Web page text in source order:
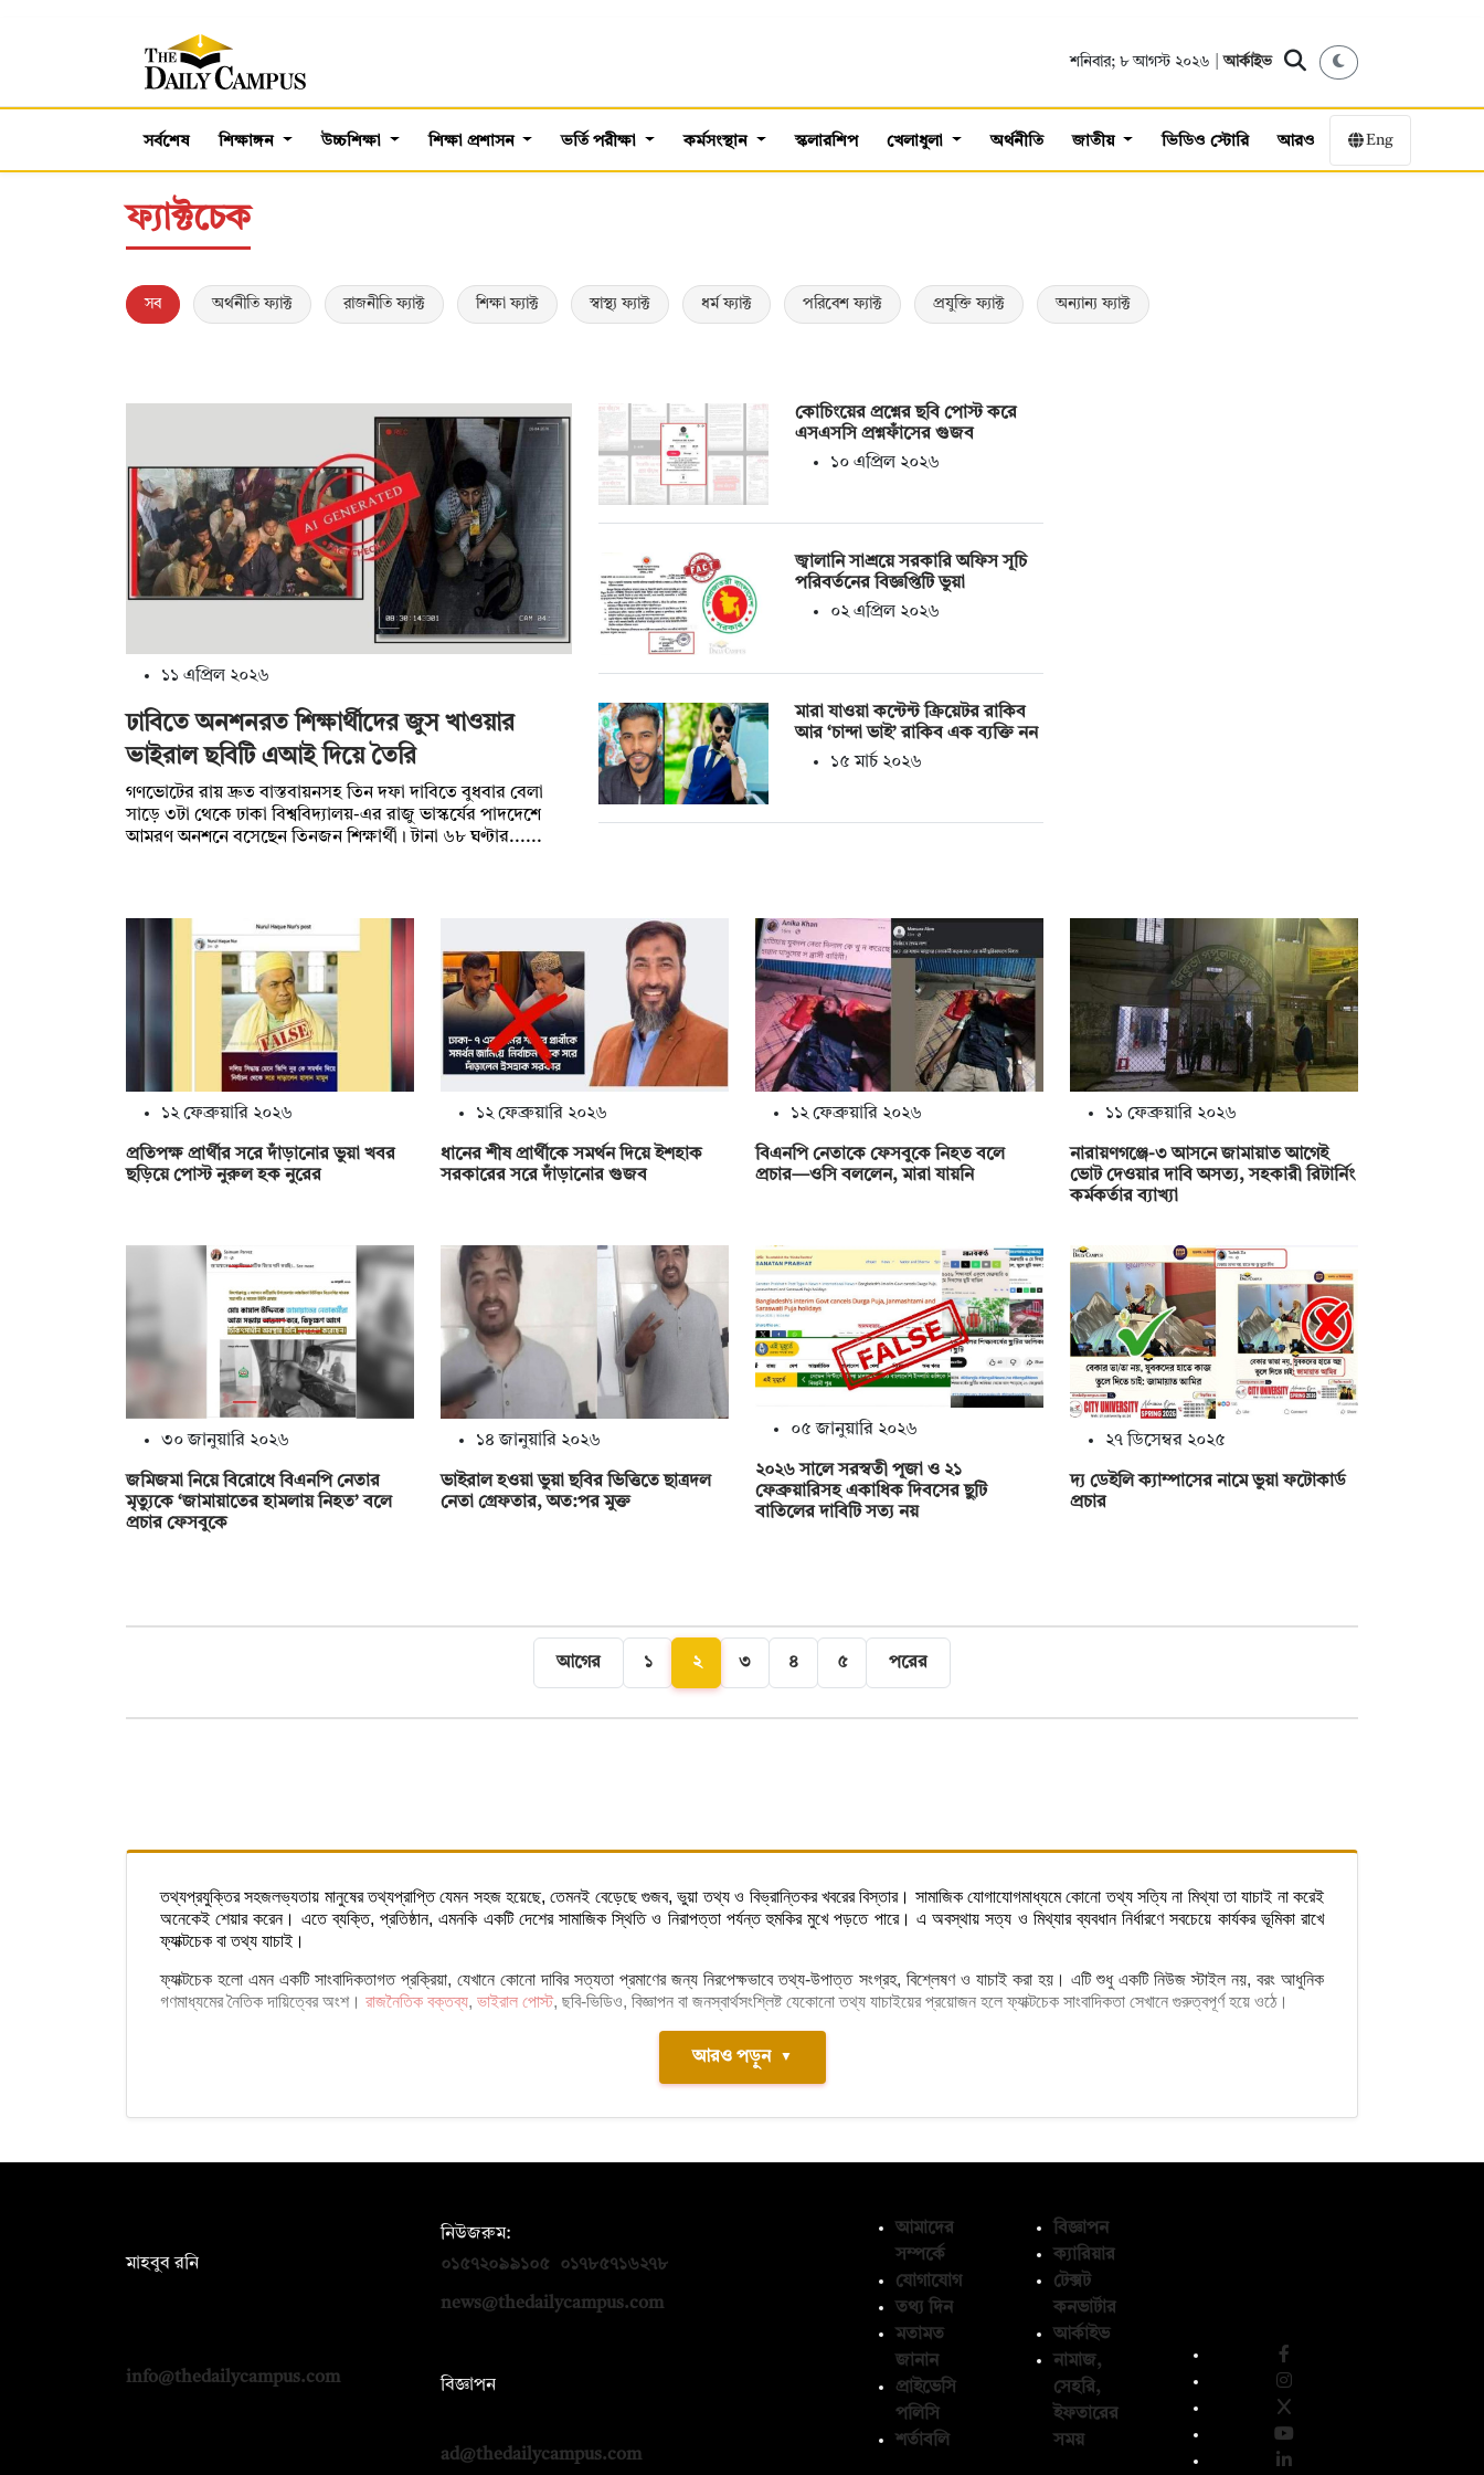
শনিবার; ৮ আগস্ট ২০২৬ |আর্কাইভ
সর্বশেষ শিক্ষাঙ্গন উচ্চশিক্ষা শিক্ষা প্রশাসন ভর্তি পরীক্ষা কর্মসংস্থান স্কলারশিপ খেলাধুলা অর্থনীতি জাতীয় ভিডিও স্টোরি আরও Eng
ফ্যাক্টচেক
সব অর্থনীতি ফ্যাক্ট রাজনীতি ফ্যাক্ট শিক্ষা ফ্যাক্ট স্বাস্থ্য ফ্যাক্ট ধর্ম ফ্যাক্ট পরিবেশ ফ্যাক্ট প্রযুক্তি ফ্যাক্ট অন্যান্য ফ্যাক্ট
১১ এপ্রিল ২০২৬
ঢাবিতে অনশনরত শিক্ষার্থীদের জুস খাওয়ার
ভাইরাল ছবিটি এআই দিয়ে তৈরি
গণভোটের রায় দ্রুত বাস্তবায়নসহ তিন দফা দাবিতে বুধবার বেলা
সাড়ে ৩টা থেকে ঢাকা বিশ্ববিদ্যালয়-এর রাজু ভাস্কর্যের পাদদেশে
আমরণ অনশনে বসেছেন তিনজন শিক্ষার্থী। টানা ৬৮ ঘণ্টার......
কোচিংয়ের প্রশ্নের ছবি পোস্ট করে
এসএসসি প্রশ্নফাঁসের গুজব
১০ এপ্রিল ২০২৬
জ্বালানি সাশ্রয়ে সরকারি অফিস সূচি
পরিবর্তনের বিজ্ঞপ্তিটি ভুয়া
০২ এপ্রিল ২০২৬
মারা যাওয়া কন্টেন্ট ক্রিয়েটর রাকিব
আর ‘চান্দা ভাই’ রাকিব এক ব্যক্তি নন
১৫ মার্চ ২০২৬
১২ ফেব্রুয়ারি ২০২৬
প্রতিপক্ষ প্রার্থীর সরে দাঁড়ানোর ভুয়া খবর
ছড়িয়ে পোস্ট নুরুল হক নুরের
১২ ফেব্রুয়ারি ২০২৬
ধানের শীষ প্রার্থীকে সমর্থন দিয়ে ইশহাক
সরকারের সরে দাঁড়ানোর গুজব
১২ ফেব্রুয়ারি ২০২৬
বিএনপি নেতাকে ফেসবুকে নিহত বলে
প্রচার—ওসি বললেন, মারা যায়নি
১১ ফেব্রুয়ারি ২০২৬
নারায়ণগঞ্জে-৩ আসনে জামায়াত আগেই
ভোট দেওয়ার দাবি অসত্য, সহকারী রিটার্নিং
কর্মকর্তার ব্যাখ্যা
৩০ জানুয়ারি ২০২৬
জমিজমা নিয়ে বিরোধে বিএনপি নেতার
মৃত্যুকে ‘জামায়াতের হামলায় নিহত’ বলে
প্রচার ফেসবুকে
১৪ জানুয়ারি ২০২৬
ভাইরাল হওয়া ভুয়া ছবির ভিত্তিতে ছাত্রদল
নেতা গ্রেফতার, অত:পর মুক্ত
০৫ জানুয়ারি ২০২৬
২০২৬ সালে সরস্বতী পূজা ও ২১
ফেব্রুয়ারিসহ একাধিক দিবসের ছুটি
বাতিলের দাবিটি সত্য নয়
২৭ ডিসেম্বর ২০২৫
দ্য ডেইলি ক্যাম্পাসের নামে ভুয়া ফটোকার্ড
প্রচার
আগের ১ ২ ৩ ৪ ৫ পরের
তথ্যপ্রযুক্তির সহজলভ্যতায় মানুষের তথ্যপ্রাপ্তি যেমন সহজ হয়েছে, তেমনই বেড়েছে গুজব, ভুয়া তথ্য ও বিভ্রান্তিকর খবরের বিস্তার। সামাজিক যোগাযোগমাধ্যমে কোনো তথ্য সত্যি না মিথ্যা তা যাচাই না করেই
অনেকেই শেয়ার করেন। এতে ব্যক্তি, প্রতিষ্ঠান, এমনকি একটি দেশের সামাজিক স্থিতি ও নিরাপত্তা পর্যন্ত হুমকির মুখে পড়তে পারে। এ অবস্থায় সত্য ও মিথ্যার ব্যবধান নির্ধারণে সবচেয়ে কার্যকর ভূমিকা রাখে
ফ্যাক্টচেক বা তথ্য যাচাই।
ফ্যাক্টচেক হলো এমন একটি সাংবাদিকতাগত প্রক্রিয়া, যেখানে কোনো দাবির সত্যতা প্রমাণের জন্য নিরপেক্ষভাবে তথ্য-উপাত্ত সংগ্রহ, বিশ্লেষণ ও যাচাই করা হয়। এটি শুধু একটি নিউজ স্টাইল নয়, বরং আধুনিক
গণমাধ্যমের নৈতিক দায়িত্বের অংশ। রাজনৈতিক বক্তব্য, ভাইরাল পোস্ট, ছবি-ভিডিও, বিজ্ঞাপন বা জনস্বার্থসংশ্লিষ্ট যেকোনো তথ্য যাচাইয়ের প্রয়োজন হলে ফ্যাক্টচেক সাংবাদিকতা সেখানে গুরুত্বপূর্ণ হয়ে ওঠে।
আরও পড়ুন ▼
মাহবুব রনি
info@thedailycampus.com
নিউজরুম:
০১৫৭২০৯৯১০৫
০১৭৮৫৭১৬২৭৮
news@thedailycampus.com
বিজ্ঞাপন
ad@thedailycampus.com
আমাদের
সম্পর্কে
যোগাযোগ
তথ্য দিন
মতামত
জানান
প্রাইভেসি
পলিসি
শর্তাবলি
বিজ্ঞাপন
ক্যারিয়ার
টেক্সট
কনভার্টার
আর্কাইভ
নামাজ,
সেহরি,
ইফতারের
সময়